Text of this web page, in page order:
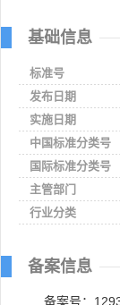
基础信息
标准号
发布日期
实施日期
中国标准分类号
国际标准分类号
主管部门
行业分类
备案信息
备案号：